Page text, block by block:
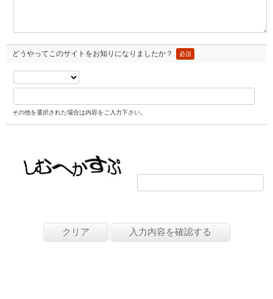
どうやってこのサイトをお知りになりましたか？ 必須
その他を選択された場合は内容をご入力下さい。